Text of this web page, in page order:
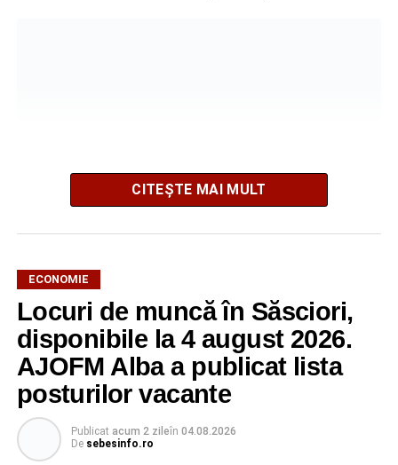
Potrivit unui comunicat al companiei, măsura va fi aplicată
gradual, în funcție de necesitățile sistemului energetic.
Reprezentanții Kronospan precizează că evoluția situației
este monitorizată permanent, iar activitatea va reveni la
capacitate normală imediat ce condițiile vor permite.
Compania dă asigurări că oprirea temporară a unor linii
de producție nu va afecta livrările către clienți.
Kronospan se numără printre cei mai mari consumatori de
CITEȘTE MAI MULT
ECONOMIE
Locuri de muncă în Săsciori,
disponibile la 4 august 2026.
AJOFM Alba a publicat lista
posturilor vacante
Publicat acum 2 zileîn 04.08.2026
De sebesinfo.ro